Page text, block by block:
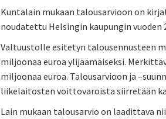
Kuntalain mukaan talousarvioon on
noudatettu Helsingin kaupungin
Valtuustolle esitetyn talousennusteen
miljoonaa euroa ylijäämäiseksi.
miljoonaa euroa. Talousarvioon ja
liikelaitosten voittovaroista siirretään
Lain mukaan talousarvio on laadittava